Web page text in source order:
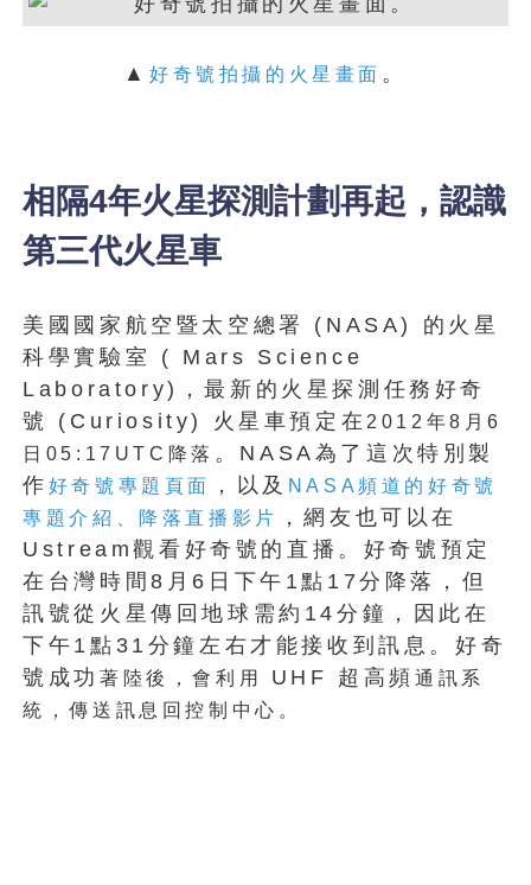
▲ 好奇號拍攝的火星畫面 。
相隔4年火星探測計劃再起，認識
第三代火星車
美國國家航空暨太空總署 (NASA) 的火星
科學實驗室 ( Mars Science
Laboratory)，最新的火星探測任務好奇
號 (Curiosity) 火星車預定在 2012年8月6
日05:17UTC降落 。NASA為了這次特別製
作 好奇號專題頁面 ，以及 NASA頻道的好奇號
專題介紹、降落直播影片
，網友也可以在
Ustream觀看好奇號的直播。好奇號預定
在台灣時間8月6日下午1點17分降落，但
訊號從火星傳回地球需約14分鐘，因此在
下午1點31分鐘左右才能接收到訊息。好奇
號成功 著陸後，會利用 UHF 超高頻通訊系
統，傳送訊息回控制中心。